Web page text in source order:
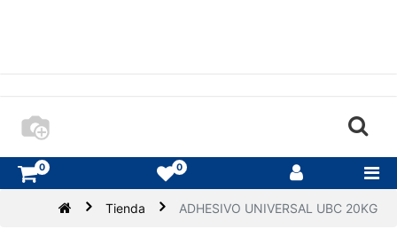
0 0
Tienda ADHESIVO UNIVERSAL UBC 20KG